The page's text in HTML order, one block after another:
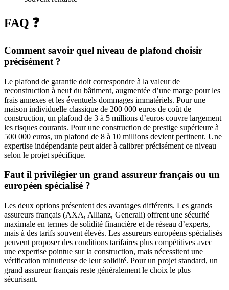
FAQ ❓
Comment savoir quel niveau de plafond choisir
précisément ?
Le plafond de garantie doit correspondre à la valeur de
reconstruction à neuf du bâtiment, augmentée d’une marge pour les
frais annexes et les éventuels dommages immatériels. Pour une
maison individuelle classique de 200 000 euros de coût de
construction, un plafond de 3 à 5 millions d’euros couvre largement
les risques courants. Pour une construction de prestige supérieure à
500 000 euros, un plafond de 8 à 10 millions devient pertinent. Une
expertise indépendante peut aider à calibrer précisément ce niveau
selon le projet spécifique.
Faut il privilégier un grand assureur français ou un
européen spécialisé ?
Les deux options présentent des avantages différents. Les grands
assureurs français (AXA, Allianz, Generali) offrent une sécurité
maximale en termes de solidité financière et de réseau d’experts,
mais à des tarifs souvent élevés. Les assureurs européens spécialisés
peuvent proposer des conditions tarifaires plus compétitives avec
une expertise pointue sur la construction, mais nécessitent une
vérification minutieuse de leur solidité. Pour un projet standard, un
grand assureur français reste généralement le choix le plus
sécurisant.